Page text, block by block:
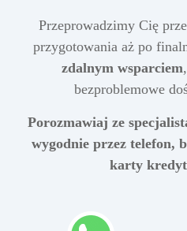
Przeprowadzimy Cię
przygotowania aż po
zdalnym wsparciem
bezproblemowe
Porozmawiaj ze
wygodnie przez telefon,
karty